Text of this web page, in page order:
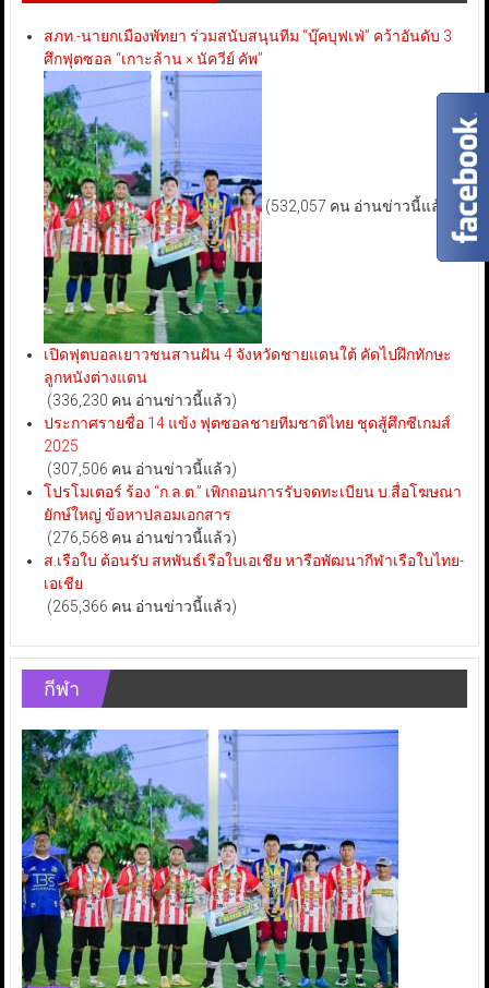
สภท.-นายกเมืองพัทยา ร่วมสนับสนุนทีม “บุ๊คบุฟเฟ่” คว้าอันดับ 3
ศึกฟุตซอล “เกาะล้าน × นัควีย์ คัพ”
(532,057 คน อ่านข่าวนี้แล้ว)
เปิดฟุตบอลเยาวชนสานฝัน 4 จังหวัดชายแดนใต้ คัดไปฝึกทักษะ
ลูกหนังต่างแดน
(336,230 คน อ่านข่าวนี้แล้ว)
ประกาศรายชื่อ 14 แข้ง ฟุตซอลชายทีมชาติไทย ชุดสู้ศึกซีเกมส์
2025
(307,506 คน อ่านข่าวนี้แล้ว)
โปรโมเตอร์ ร้อง “ก.ล.ต.” เพิกถอนการรับจดทะเบียน บ.สื่อโฆษณา
ยักษ์ใหญ่ ข้อหาปลอมเอกสาร
(276,568 คน อ่านข่าวนี้แล้ว)
ส.เรือใบ ต้อนรับ สหพันธ์เรือใบเอเชีย หารือพัฒนากีฬาเรือใบไทย-
เอเชีย
(265,366 คน อ่านข่าวนี้แล้ว)
กีฬา